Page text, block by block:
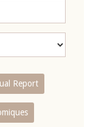
Report